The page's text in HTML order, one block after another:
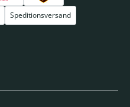
Speditionsversand